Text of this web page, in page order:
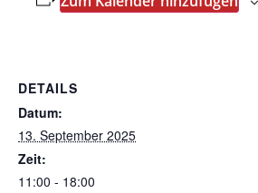
DETAILS
Datum:
13. September 2025
Zeit:
11:00 - 18:00